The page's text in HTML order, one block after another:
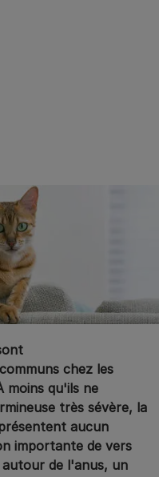
chez les
moins qu'ils ne
très sévère, la
aucun
importante de vers
de l'anus, un